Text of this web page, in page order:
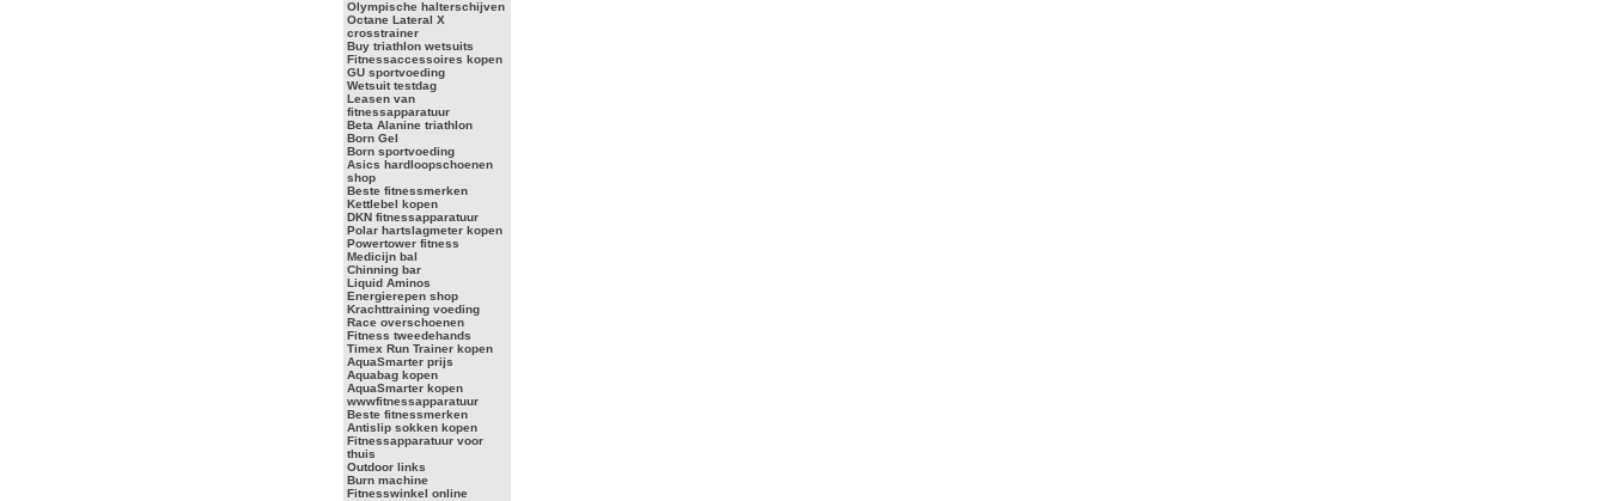
Olympische halterschijven
Octane Lateral X
crosstrainer
Buy triathlon wetsuits
Fitnessaccessoires kopen
GU sportvoeding
Wetsuit testdag
Leasen van
fitnessapparatuur
Beta Alanine triathlon
Born Gel
Born sportvoeding
Asics hardloopschoenen
shop
Beste fitnessmerken
Kettlebel kopen
DKN fitnessapparatuur
Polar hartslagmeter kopen
Powertower fitness
Medicijn bal
Chinning bar
Liquid Aminos
Energierepen shop
Krachttraining voeding
Race overschoenen
Fitness tweedehands
Timex Run Trainer kopen
AquaSmarter prijs
Aquabag kopen
AquaSmarter kopen
wwwfitnessapparatuur
Beste fitnessmerken
Antislip sokken kopen
Fitnessapparatuur voor
thuis
Outdoor links
Burn machine
Fitnesswinkel online